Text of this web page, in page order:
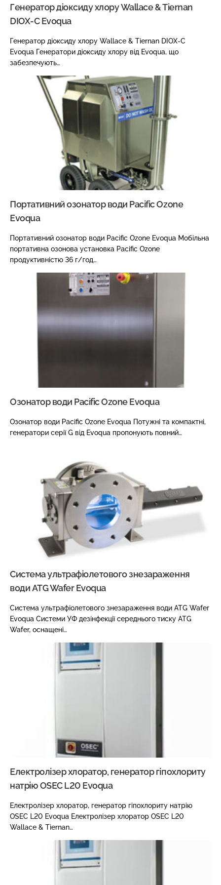
Генератор діоксиду хлору Wallace & Tiernan
DIOX-С Evoqua
Генератор діоксиду хлору Wallace & Tiernan DIOX-С
Evoqua Генератори діоксиду хлору від Evoqua, що
забезпечують…
Портативний озонатор води Pacific Ozone
Evoqua
Портативний озонатор води Pacific Ozone Evoqua Мобільна
портативна озонова установка Pacific Ozone
продуктивністю 36 г/год…
Озонатор води Pacific Ozone Evoqua
Озонатор води Pacific Ozone Evoqua Потужні та компактні,
генератори серії G від Evoqua пропонують повний…
Система ультрафіолетового знезараження
води ATG Wafer Evoqua
Система ультрафіолетового знезараження води ATG Wafer
Evoqua Системи УФ дезінфекції середнього тиску ATG
Wafer, оснащені…
Електролізер хлоратор, генератор гіпохлориту
натрію OSEC L20 Evoqua
Електролізер хлоратор, генератор гіпохлориту натрію
OSEC L20 Evoqua Електролізер хлоратор OSEC L20
Wallace & Tiernan…